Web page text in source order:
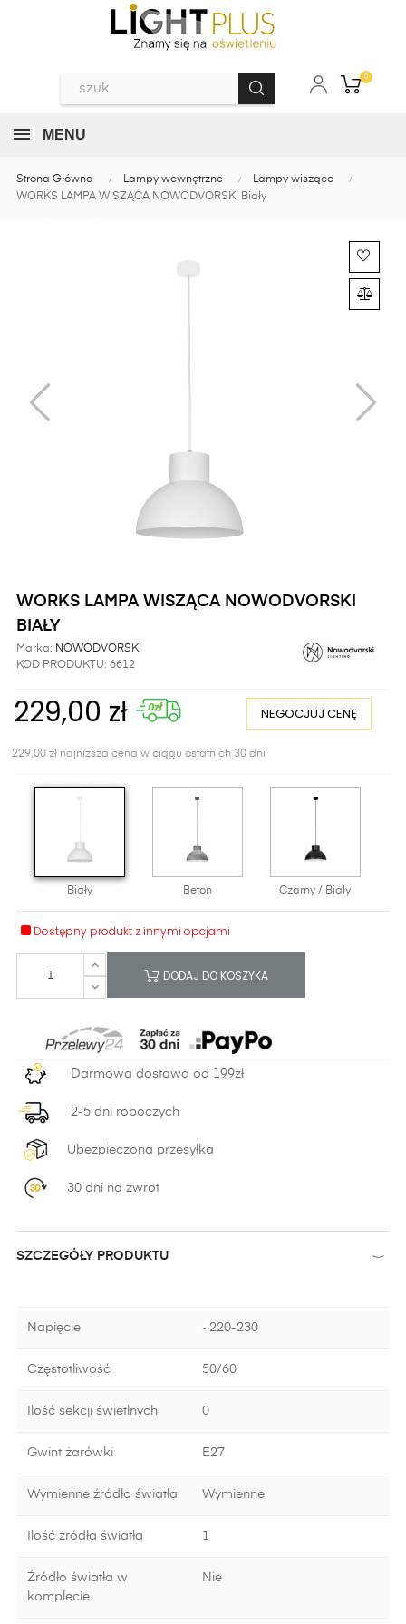
0
MENU
Strona Główna Lampy wewnętrzne
Lampy wiszące
WORKS LAMPA WISZĄCA NOWODVORSKI Biały
WORKS LAMPA WISZĄCA NOWODVORSKI
BIAŁY
Marka: NOWODVORSKI
KOD PRODUKTU: 6612
229,00 zł NEGOCJUJ CENĘ
229,00 zł najniższa cena w ciągu ostatnich 30 dni
Biały Beton Czarny / Biały
Dostępny produkt z innymi opcjami
DODAJ DO KOSZYKA
Darmowa dostawa od 199zł
2-5 dni roboczych
Ubezpieczona przesyłka
30 dni na zwrot
SZCZEGÓŁY PRODUKTU
Napięcie ~220-230
Częstotliwość 50/60
Ilość sekcji świetlnych 0
Gwint żarówki E27
Wymienne źródło światła Wymienne
Ilość źródła światła 1
Źródło światła w
komplecie
Nie